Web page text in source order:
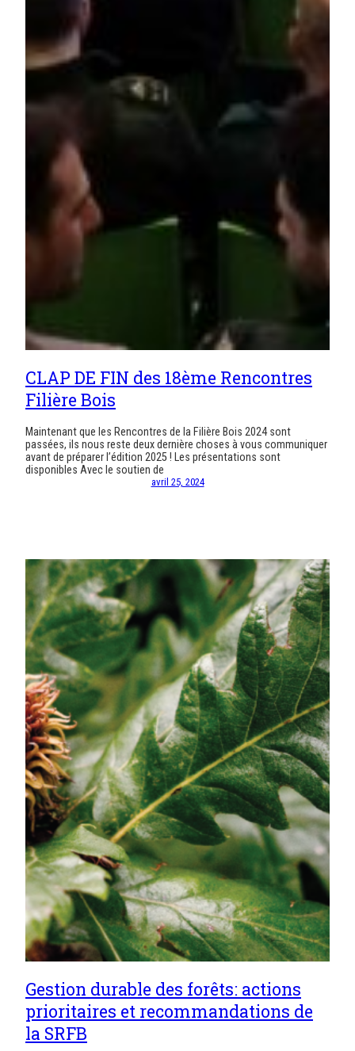
CLAP DE FIN des 18ème Rencontres
Filière Bois
Maintenant que les Rencontres de la Filière Bois 2024 sont
passées, ils nous reste deux dernière choses à vous communiquer
avant de préparer l’édition 2025 ! Les présentations sont
disponibles Avec le soutien de
avril 25, 2024
Gestion durable des forêts: actions
prioritaires et recommandations de
la SRFB